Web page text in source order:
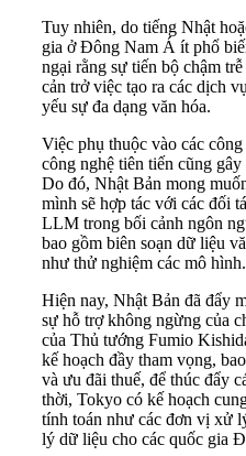
Tuy nhiên, do tiếng Nhật
gia ở Đông Nam Á ít phổ
ngại rằng sự tiến bộ chậm
cản trở việc tạo ra các dịch
yếu sự đa dạng văn hóa.
Việc phụ thuộc vào các
công nghệ tiên tiến cũng
Do đó, Nhật Bản mong
mình sẽ hợp tác với các đối
LLM trong bối cảnh ngôn
bao gồm biên soạn dữ liệu
như thử nghiệm các mô hình.
Hiện nay, Nhật Bản đã đẩy
sự hỗ trợ không ngừng của
của Thủ tướng Fumio
kế hoạch đầy tham vọng,
và ưu đãi thuế, để thúc đẩy
thời, Tokyo có kế hoạch
tính toán như các đơn vị xử
lý dữ liệu cho các quốc gia